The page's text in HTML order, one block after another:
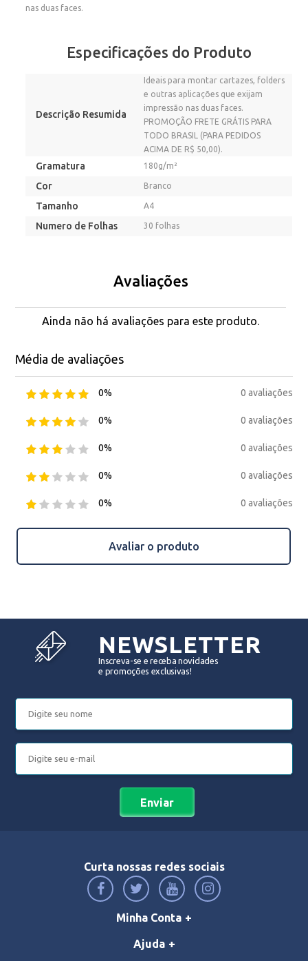
nas duas faces.
Especificações do Produto
Descrição Resumida
Ideais para montar cartazes, folders
e outras aplicações que exijam
impressão nas duas faces.
PROMOÇÃO FRETE GRÁTIS PARA
TODO BRASIL (PARA PEDIDOS
ACIMA DE R$ 50,00).
Gramatura 180g/m²
Cor Branco
Tamanho A4
Numero de Folhas 30 folhas
Avaliações
Ainda não há avaliações para este produto.
Média de avaliações
0% 0 avaliações
0% 0 avaliações
0% 0 avaliações
0% 0 avaliações
0% 0 avaliações
Avaliar o produto
NEWSLETTER
Inscreva-se e receba novidades
e promoções exclusivas!
Enviar
Curta nossas redes sociais
Minha Conta
Ajuda